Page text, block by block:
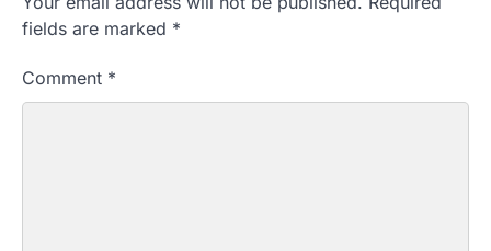
fields are marked *
Comment *